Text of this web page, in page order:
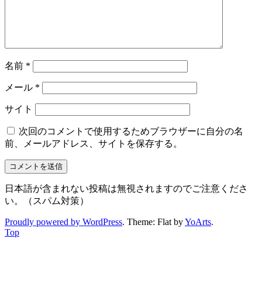
名前 *
メール *
サイト
次回のコメントで使用するためブラウザーに自分の名
前、メールアドレス、サイトを保存する。
日本語が含まれない投稿は無視されますのでご注意くださ
い。（スパム対策）
Proudly powered by WordPress. Theme: Flat byYoArts.
Top